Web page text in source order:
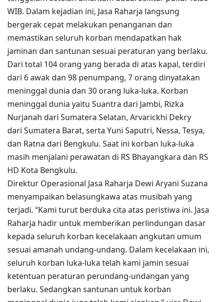
WIB. Dalam kejadian ini, Jasa Raharja langsung
bergerak cepat melakukan penanganan dan
memastikan seluruh korban mendapatkan hak
jaminan dan santunan sesuai peraturan yang berlaku.
Dari total 104 orang yang berada di atas kapal, terdiri
dari 6 awak dan 98 penumpang, 7 orang dinyatakan
meninggal dunia dan 30 orang luka-luka. Korban
meninggal dunia yaitu Suantra dari Jambi, Rizka
Nurjanah dari Sumatera Selatan, Arvarickhi Dekry
dari Sumatera Barat, serta Yuni Saputri, Nessa, Tesya,
dan Ratna dari Bengkulu. Saat ini korban luka-luka
masih menjalani perawatan di RS Bhayangkara dan RS
HD Kota Bengkulu.
Direktur Operasional Jasa Raharja Dewi Aryani Suzana
menyampaikan belasungkawa atas musibah yang
terjadi. “Kami turut berduka cita atas peristiwa ini. Jasa
Raharja hadir untuk memberikan perlindungan dasar
kepada seluruh korban kecelakaan angkutan umum
sesuai amanah undang-undang. Dalam kecelakaan ini,
seluruh korban luka-luka telah kami jamin sesuai
ketentuan peraturan perundang-undangan yang
berlaku. Sedangkan santunan untuk korban